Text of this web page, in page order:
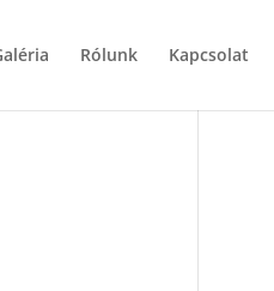
Rólunk Kapcsolat